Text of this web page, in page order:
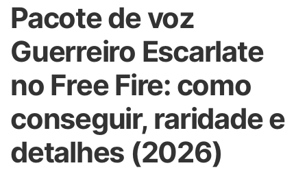
Pacote de voz
Guerreiro Escarlate
no Free Fire: como
conseguir, raridade e
detalhes (2026)